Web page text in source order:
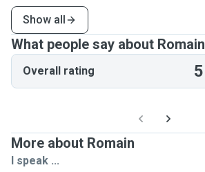
Show all
What people say about Romain
Overall rating 5
More about Romain
I speak ...